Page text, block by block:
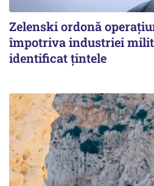
Zelenski ordonă
împotriva industriei
identificat țintele